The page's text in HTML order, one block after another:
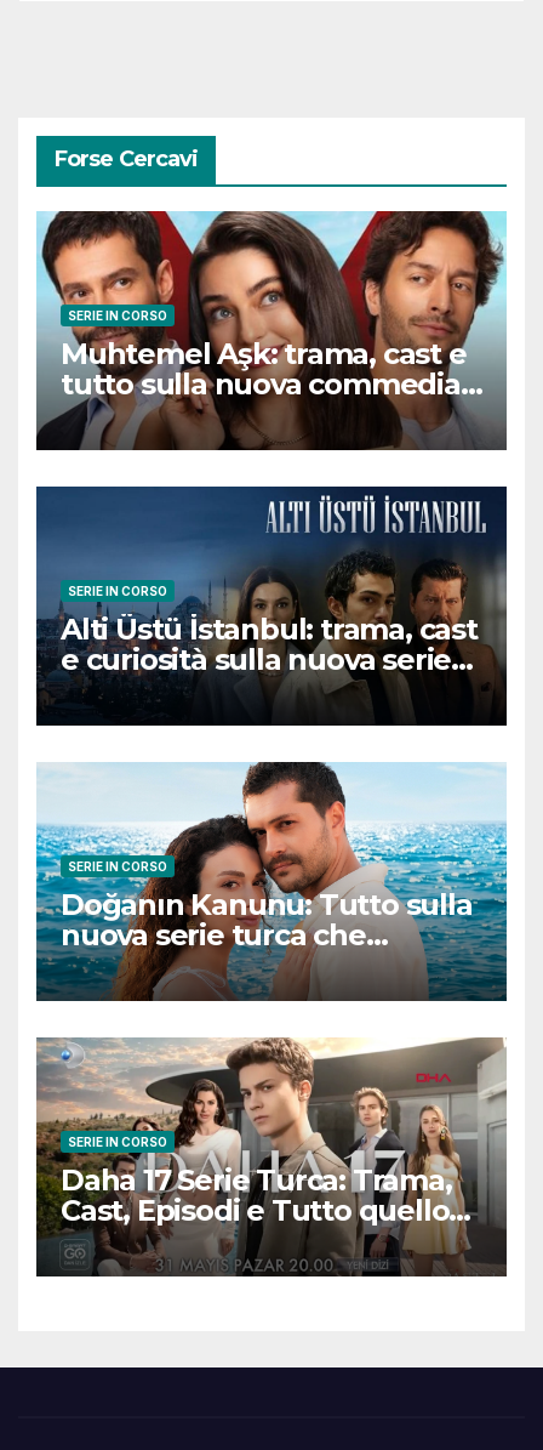
Forse Cercavi
SERIE IN CORSO
Muhtemel Aşk: trama, cast e
tutto sulla nuova commedia
romantica turca che
conquisterà il pubblico
SERIE IN CORSO
Alti Üstü İstanbul: trama, cast
e curiosità sulla nuova serie
turca ambientata a Ziyanker
SERIE IN CORSO
Doğanın Kanunu: Tutto sulla
nuova serie turca che
promette emozioni e colpi di
scena
SERIE IN CORSO
Daha 17 Serie Turca: Trama,
Cast, Episodi e Tutto quello
che Devi Sapere